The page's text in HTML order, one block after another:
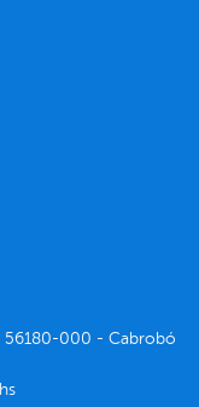
56180-000 - Cabrobó